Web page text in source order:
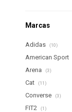
Marcas
Adidas (10)
American Sport
Arena (3)
Cat (11)
Converse (3)
FIT2 (1)